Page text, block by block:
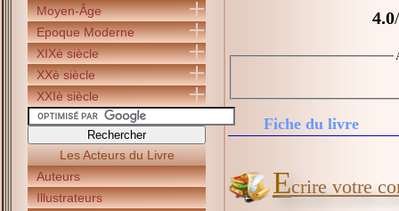
Moyen-Âge
Epoque Moderne
XIXè siècle
XXè siècle
XXIè siècle
Les Acteurs du Livre
Auteurs
Illustrateurs
4.0
Fiche du livre
Ecrire votre